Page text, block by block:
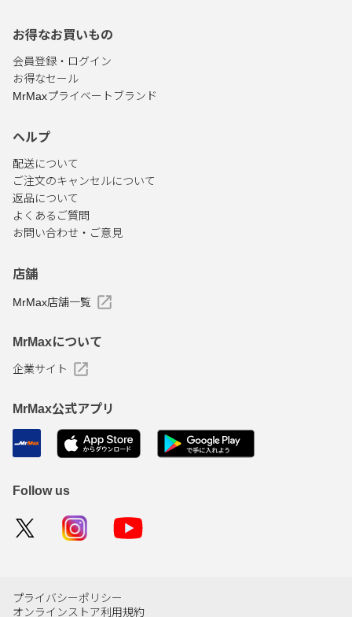
お得なお買いもの
会員登録・ログイン
お得なセール
MrMaxプライベートブランド
ヘルプ
配送について
ご注文のキャンセルについて
返品について
よくあるご質問
お問い合わせ・ご意見
店舗
MrMax店舗一覧
MrMaxについて
企業サイト
MrMax公式アプリ
Follow us
プライバシーポリシー
オンラインストア利用規約